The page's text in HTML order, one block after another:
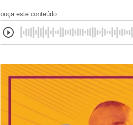
ouça este conteúdo